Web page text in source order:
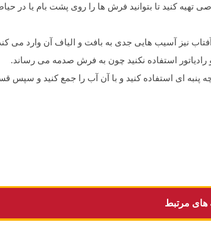
کنید تا بتوانید فرش ها را روی پشت بام یا در حیاط
نیز آسیب هایی جدی به بافت و الیاف آن وارد می
استفاده نکنید چون به فرش صدمه می رساند.
ای استفاده کنید و با آن آب را جمع کنید و سپس
های مرتبط